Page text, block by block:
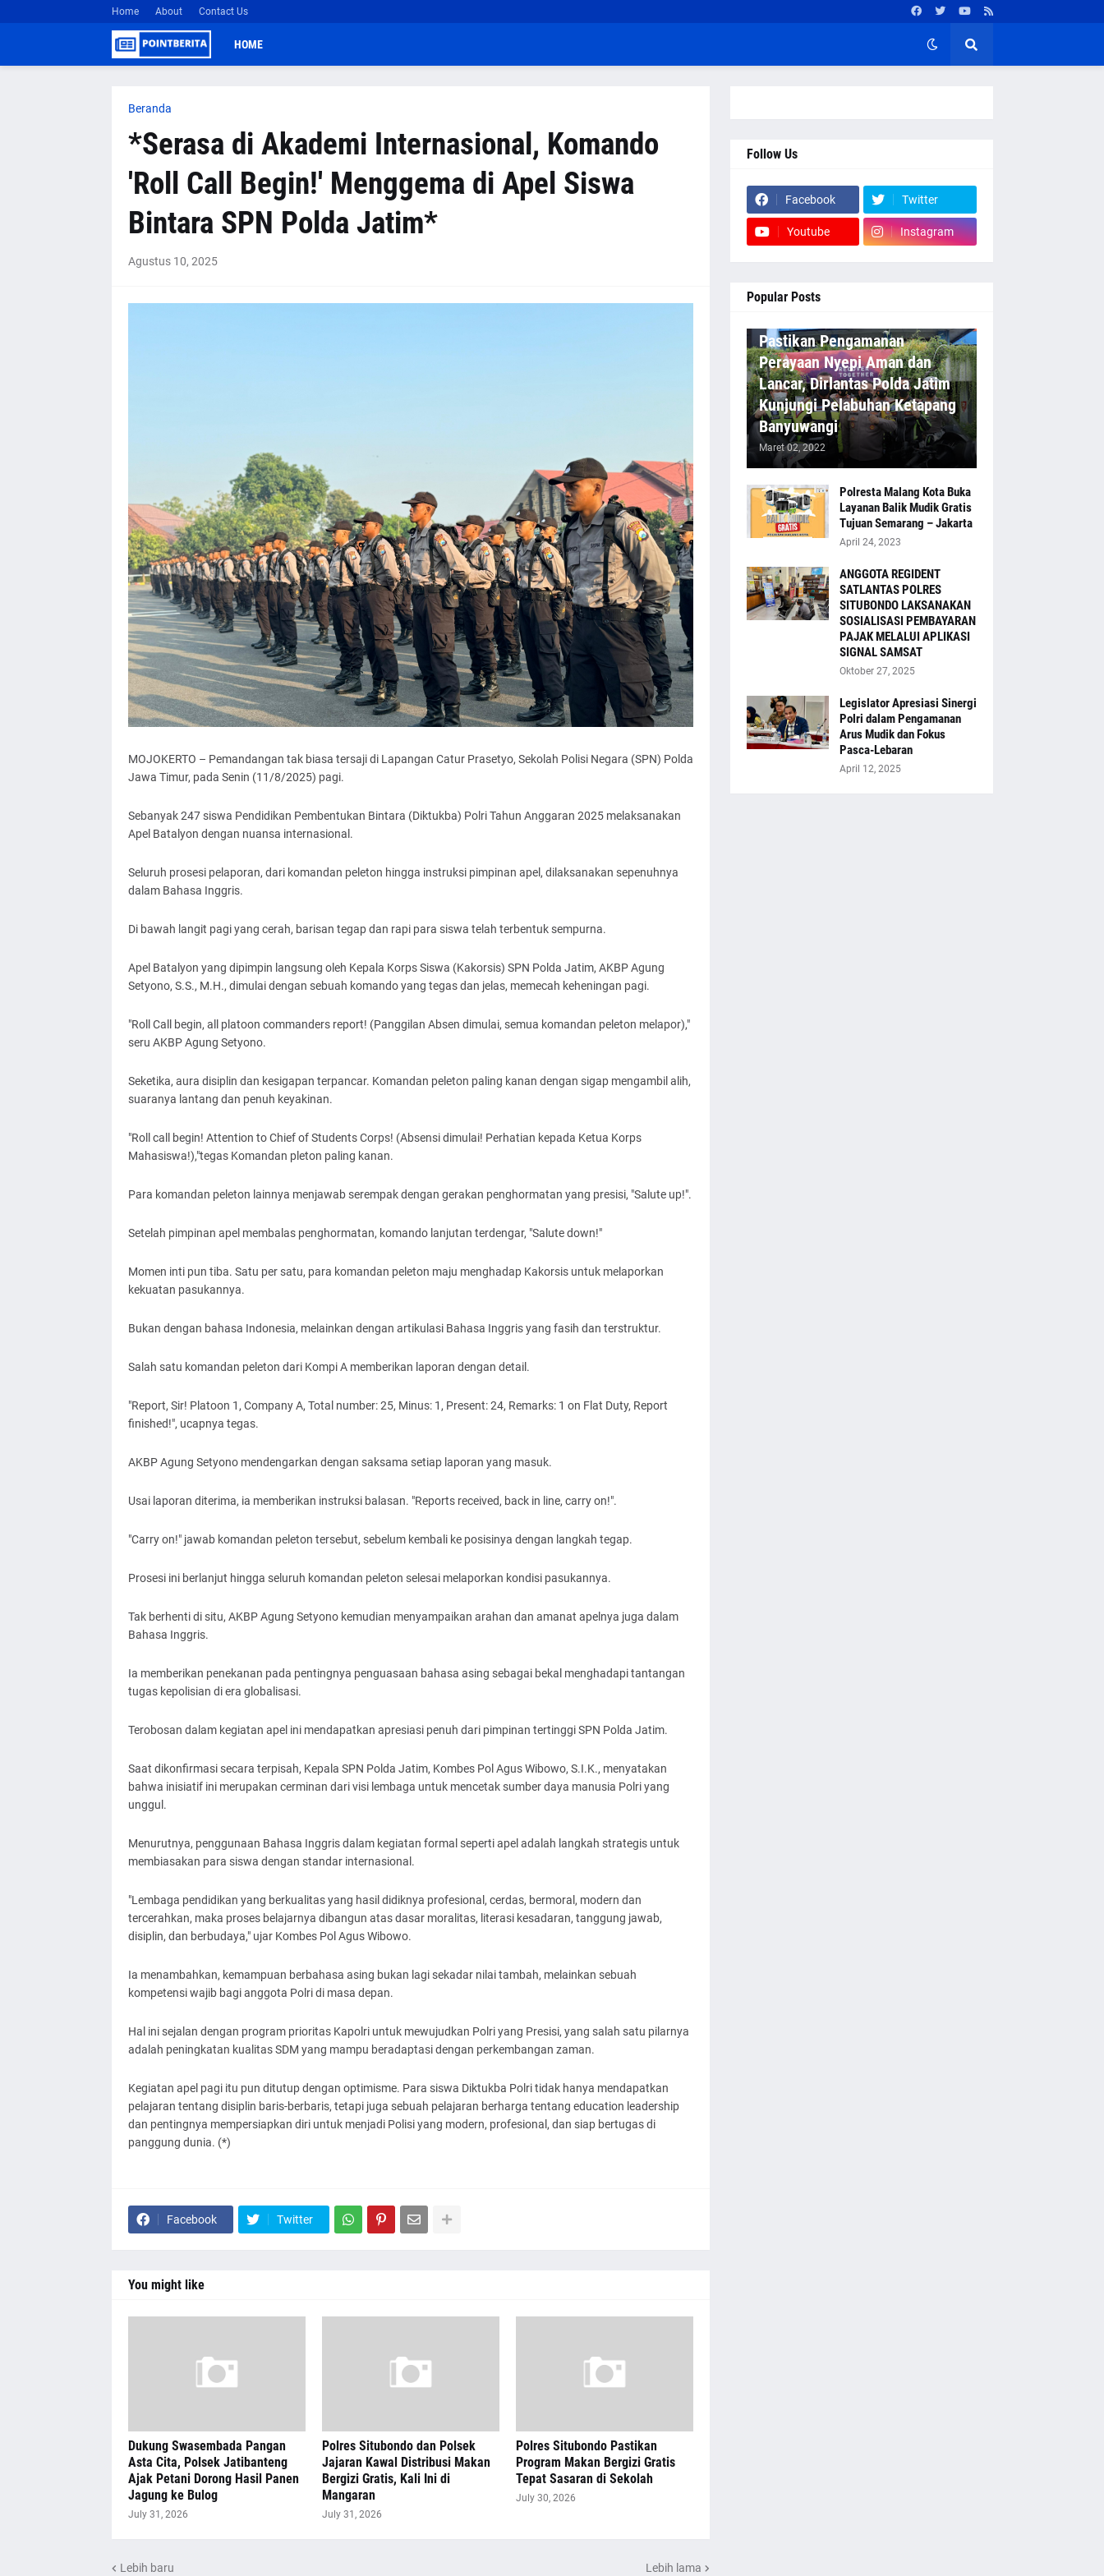
Home About Contact Us
HOME
Beranda
*Serasa di Akademi Internasional, Komando
'Roll Call Begin!' Menggema di Apel Siswa
Bintara SPN Polda Jatim*
Agustus 10, 2025
MOJOKERTO – Pemandangan tak biasa tersaji di Lapangan Catur Prasetyo, Sekolah Polisi Negara (SPN) Polda
Jawa Timur, pada Senin (11/8/2025) pagi.
Sebanyak 247 siswa Pendidikan Pembentukan Bintara (Diktukba) Polri Tahun Anggaran 2025 melaksanakan
Apel Batalyon dengan nuansa internasional.
Seluruh prosesi pelaporan, dari komandan peleton hingga instruksi pimpinan apel, dilaksanakan sepenuhnya
dalam Bahasa Inggris.
Di bawah langit pagi yang cerah, barisan tegap dan rapi para siswa telah terbentuk sempurna.
Apel Batalyon yang dipimpin langsung oleh Kepala Korps Siswa (Kakorsis) SPN Polda Jatim, AKBP Agung
Setyono, S.S., M.H., dimulai dengan sebuah komando yang tegas dan jelas, memecah keheningan pagi.
"Roll Call begin, all platoon commanders report! (Panggilan Absen dimulai, semua komandan peleton melapor),"
seru AKBP Agung Setyono.
Seketika, aura disiplin dan kesigapan terpancar. Komandan peleton paling kanan dengan sigap mengambil alih,
suaranya lantang dan penuh keyakinan.
"Roll call begin! Attention to Chief of Students Corps! (Absensi dimulai! Perhatian kepada Ketua Korps
Mahasiswa!),"tegas Komandan pleton paling kanan.
Para komandan peleton lainnya menjawab serempak dengan gerakan penghormatan yang presisi, "Salute up!".
Setelah pimpinan apel membalas penghormatan, komando lanjutan terdengar, "Salute down!"
Momen inti pun tiba. Satu per satu, para komandan peleton maju menghadap Kakorsis untuk melaporkan
kekuatan pasukannya.
Bukan dengan bahasa Indonesia, melainkan dengan artikulasi Bahasa Inggris yang fasih dan terstruktur.
Salah satu komandan peleton dari Kompi A memberikan laporan dengan detail.
"Report, Sir! Platoon 1, Company A, Total number: 25, Minus: 1, Present: 24, Remarks: 1 on Flat Duty, Report
finished!", ucapnya tegas.
AKBP Agung Setyono mendengarkan dengan saksama setiap laporan yang masuk.
Usai laporan diterima, ia memberikan instruksi balasan. "Reports received, back in line, carry on!".
"Carry on!" jawab komandan peleton tersebut, sebelum kembali ke posisinya dengan langkah tegap.
Prosesi ini berlanjut hingga seluruh komandan peleton selesai melaporkan kondisi pasukannya.
Tak berhenti di situ, AKBP Agung Setyono kemudian menyampaikan arahan dan amanat apelnya juga dalam
Bahasa Inggris.
Ia memberikan penekanan pada pentingnya penguasaan bahasa asing sebagai bekal menghadapi tantangan
tugas kepolisian di era globalisasi.
Terobosan dalam kegiatan apel ini mendapatkan apresiasi penuh dari pimpinan tertinggi SPN Polda Jatim.
Saat dikonfirmasi secara terpisah, Kepala SPN Polda Jatim, Kombes Pol Agus Wibowo, S.I.K., menyatakan
bahwa inisiatif ini merupakan cerminan dari visi lembaga untuk mencetak sumber daya manusia Polri yang
unggul.
Menurutnya, penggunaan Bahasa Inggris dalam kegiatan formal seperti apel adalah langkah strategis untuk
membiasakan para siswa dengan standar internasional.
"Lembaga pendidikan yang berkualitas yang hasil didiknya profesional, cerdas, bermoral, modern dan
tercerahkan, maka proses belajarnya dibangun atas dasar moralitas, literasi kesadaran, tanggung jawab,
disiplin, dan berbudaya," ujar Kombes Pol Agus Wibowo.
Ia menambahkan, kemampuan berbahasa asing bukan lagi sekadar nilai tambah, melainkan sebuah
kompetensi wajib bagi anggota Polri di masa depan.
Hal ini sejalan dengan program prioritas Kapolri untuk mewujudkan Polri yang Presisi, yang salah satu pilarnya
adalah peningkatan kualitas SDM yang mampu beradaptasi dengan perkembangan zaman.
Kegiatan apel pagi itu pun ditutup dengan optimisme. Para siswa Diktukba Polri tidak hanya mendapatkan
pelajaran tentang disiplin baris-berbaris, tetapi juga sebuah pelajaran berharga tentang education leadership
dan pentingnya mempersiapkan diri untuk menjadi Polisi yang modern, profesional, dan siap bertugas di
panggung dunia. (*)
Facebook Twitter
You might like
Dukung Swasembada Pangan
Asta Cita, Polsek Jatibanteng
Ajak Petani Dorong Hasil Panen
Jagung ke Bulog
July 31, 2026
Polres Situbondo dan Polsek
Jajaran Kawal Distribusi Makan
Bergizi Gratis, Kali Ini di
Mangaran
July 31, 2026
Polres Situbondo Pastikan
Program Makan Bergizi Gratis
Tepat Sasaran di Sekolah
July 30, 2026
Lebih baru Lebih lama
Follow Us
Facebook Twitter
Youtube Instagram
Popular Posts
Pastikan Pengamanan
Perayaan Nyepi Aman dan
Lancar, Dirlantas Polda Jatim
Kunjungi Pelabuhan Ketapang
Banyuwangi
Maret 02, 2022
Polresta Malang Kota Buka
Layanan Balik Mudik Gratis
Tujuan Semarang – Jakarta
April 24, 2023
ANGGOTA REGIDENT
SATLANTAS POLRES
SITUBONDO LAKSANAKAN
SOSIALISASI PEMBAYARAN
PAJAK MELALUI APLIKASI
SIGNAL SAMSAT
Oktober 27, 2025
Legislator Apresiasi Sinergi
Polri dalam Pengamanan
Arus Mudik dan Fokus
Pasca-Lebaran
April 12, 2025